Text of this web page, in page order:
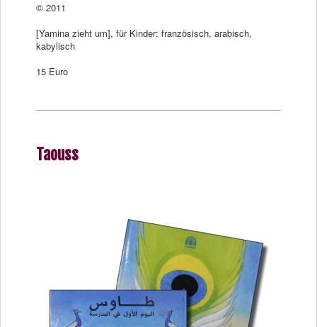
© 2011
[Yamina zieht um], für Kinder: französisch, arabisch,
kabylisch
15 Euro
Taouss